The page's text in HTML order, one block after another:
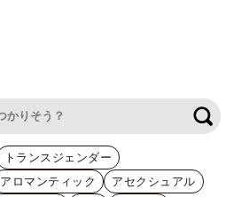
トランスジェンダー
アロマンティック
アセクシュアル